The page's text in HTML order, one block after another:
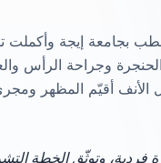
بجامعة إيجة وأكملت
أقيّم المظهر
فردية، وتوثّق الخطة